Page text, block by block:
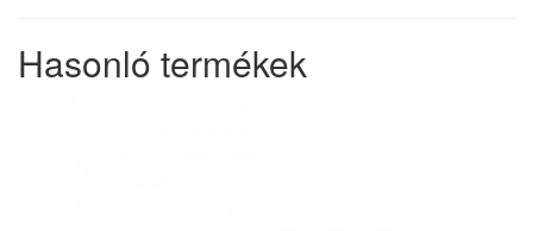
Hasonló termékek